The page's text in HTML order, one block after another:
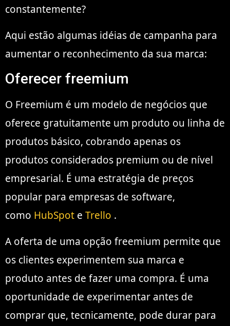
constantemente?
Aqui estão algumas idéias de campanha para
aumentar o reconhecimento da sua marca:
Oferecer freemium
O Freemium é um modelo de negócios que
oferece gratuitamente um produto ou linha de
produtos básico, cobrando apenas os
produtos considerados premium ou de nível
empresarial. É uma estratégia de preços
popular para empresas de software,
como HubSpot e Trello .
A oferta de uma opção freemium permite que
os clientes experimentem sua marca e
produto antes de fazer uma compra. É uma
oportunidade de experimentar antes de
comprar que, tecnicamente, pode durar para